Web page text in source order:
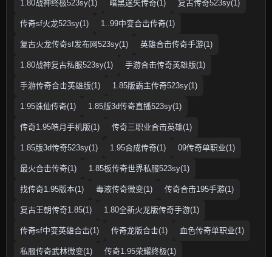
1.80战神终极523sy(1) 暗黑迷失传奇(1) 复古传奇523sy(1)
传奇sf火龙523sy(1) 1..99中变合击传奇(1)
复古火龙传奇sf发布网523sy(1) 英雄合击传奇手游(1)
1.80战神复古私服523sy(1) 手游合击传奇英雄版(1)
手游传奇合击英雄版(1) 1.85版霸主传奇523sy(1)
1.95诛仙传奇(1) 1.85版3d传奇直播523sy(1)
传奇1.95皓月手机版(1) 传奇三职业合击英雄(1)
1.85版3d传奇523sy(1) 1.95合成传奇(1) 09传奇单职业(1)
最火合击传奇(1) 1.85板传奇世界私服523sy(1)
找传奇1.95版本(1) 毒液传奇微变(1) 传奇合击195手游(1)
复古王朝传奇1.85(1) 1.80全新火龙版传奇手游(1)
传奇sf中变英雄合击(1) 传奇龙版合击(1) 血色传奇单职业(1)
私服传奇武林微变(1) 传奇1.95荣耀终极(1)